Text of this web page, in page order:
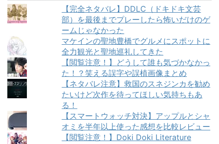
【完全ネタバレ】DDLC（ドキドキ文芸
部）を最後までプレーしたら怖いだけのゲ
ームじゃなかった
マケインの聖地豊橋でグルメにスポットに
全力観光と聖地巡礼してきた
【閲覧注意！】どうして誰も気づかなかっ
た！？笑える誤字や誤植画像まとめ
【ネタバレ注意】救国のスネジンカを勧め
たいけど次作を待ってほしい気持ちもあ
る！
【スマートウォッチ対決】アップルとシャ
オミを半年以上使った感想を比較レビュー
【閲覧注意！】Doki Doki Literature